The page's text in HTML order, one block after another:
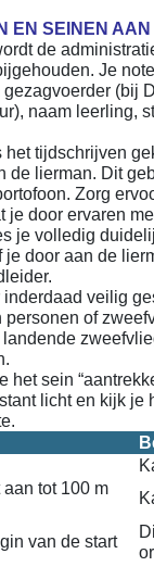
EN SEINEN AAN
de
Je
gezagvoerder (bij
naam leerling,
het tijdschrijven
de lierman. Dit
Zorg
je door ervaren
je volledig
je door aan de
inderdaad veilig
personen of
landende
het sein
licht en kijk je
tot 100 m
van de start